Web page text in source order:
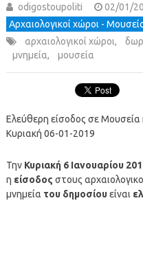
odigostoupoliti
02/01/
Αρχαιολογικοί χώροι -
αρχαιολογικοί χώροι,
μνημεία, μουσεία
Ελεύθερη είσοδος σε Μουσεία
Κυριακή 06-01-2019
Την Κυριακή 6 Ιανουαρίου
η είσοδος στους
μνημεία του δημοσίουείναι